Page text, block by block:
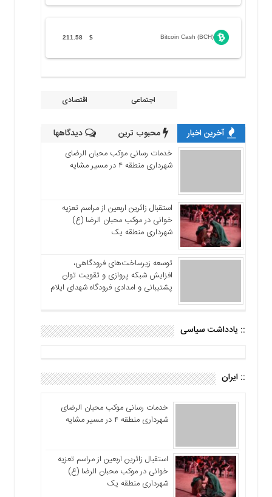
Bitcoin Cash (BCH)
$
211.58
اجتماعی اقتصادی
آخرین اخبار محبوب ترین دیدگاهها
خدمات رسانی موکب محبان الرضای
شهرداری منطقه ۴ در مسیر مشایه
استقبال زائرین اربعین از مراسم تعزیه
خوانی در موکب محبان الرضا (ع)
شهرداری منطقه یک
توسعه زیرساخت‌های فرودگاهی،
افزایش شبکه پروازی و تقویت توان
پشتیبانی و امدادی فرودگاه شهدای ایلام
:: یادداشت سیاسی
:: ایران
خدمات رسانی موکب محبان الرضای
شهرداری منطقه ۴ در مسیر مشایه
استقبال زائرین اربعین از مراسم تعزیه
خوانی در موکب محبان الرضا (ع)
شهرداری منطقه یک